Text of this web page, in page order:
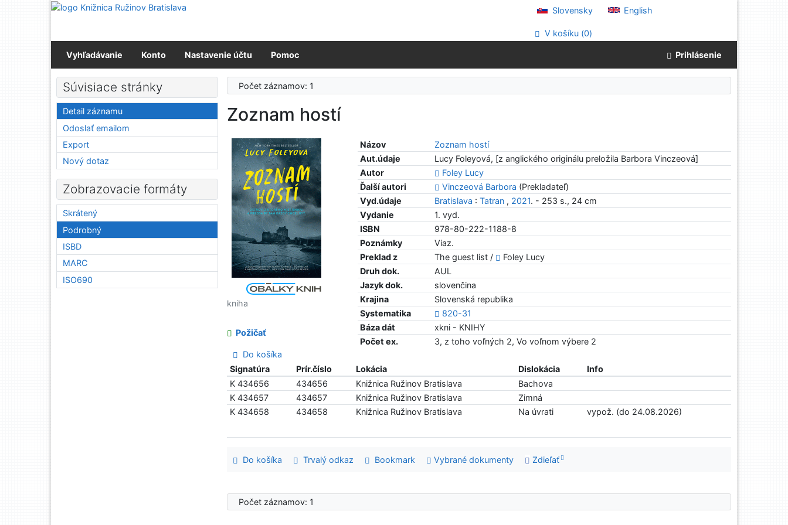
Prejsť na obsah
Slovensky English
V košíku (0)
Vyhľadávanie Konto Nastavenie účtu Pomoc Prihlásenie
Počet záznamov: 1
Zoznam hostí
Názov
Zoznam hostí
Aut.údaje
Lucy Foleyová, [z anglického originálu preložila Barbora Vinczeová]
Autor
Foley Lucy
Ďalší autori
Vinczeová Barbora (Prekladateľ)
Vyd.údaje
Bratislava :Tatran , 2021. - 253 s., 24 cm
Vydanie
1. vyd.
ISBN
978-80-222-1188-8
Poznámky
Viaz.
Preklad z
The guest list /
Foley Lucy
Druh dok.
AUL
Jazyk dok.
slovenčina
Krajina
Slovenská republika
Systematika
820-31
Báza dát
xkni - KNIHY
Počet ex.
3, z toho voľných 2, Vo voľnom výbere 2
kniha
Požičať
Do košíka
Signatúra
Prír.číslo Lokácia Dislokácia
Info
K 434656
434656 Knižnica Ružinov Bratislava
Bachova
K 434657
434657 Knižnica Ružinov Bratislava
Zimná
K 434658
434658 Knižnica Ružinov Bratislava Na úvrati vypož. (do 24.08.2026)
Do košíka Trvalý odkaz Bookmark Vybrané dokumenty Zdieľať
Počet záznamov: 1
Súvisiace stránky
Detail záznamu
Odoslať emailom
Export
Nový dotaz
Zobrazovacie formáty
Skrátený
Podrobný
ISBD
MARC
ISO690